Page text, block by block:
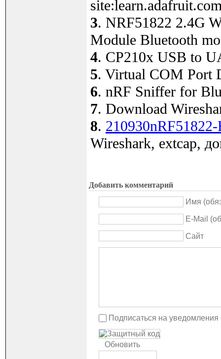
3. NRF51822 2.4G
Module Bluetooth
4. CP210x USB to
5. Virtual COM Port
6. nRF Sniffer for
7. Download
8.
Wireshark, extcap,
Добавить комментарий
Имя
E-Mail
Сайт
Подписаться на
Обновить